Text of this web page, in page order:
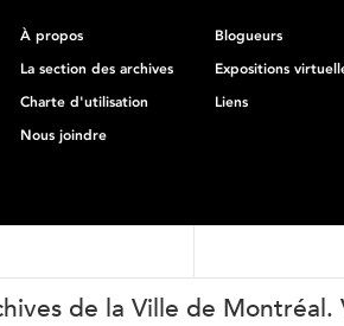
À propos
Blogueurs
La section des archives
Expositions
Charte d'utilisation
Liens
Nous joindre
de la Ville de Montréal.